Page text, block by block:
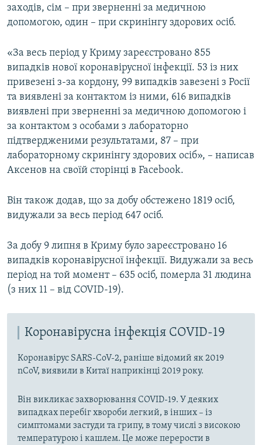
заходів, сім – при зверненні за медичною
допомогою, один – при скринінгу здорових осіб.
«За весь період у Криму зареєстровано 855
випадків нової коронавірусної інфекції. 53 із них
привезені з-за кордону, 99 випадків завезені з Росії
та виявлені за контактом із ними, 616 випадків
виявлені при зверненні за медичною допомогою і
за контактом з особами з лабораторно
підтвердженими результатами, 87 – при
лабораторному скринінгу здорових осіб», – написав
Аксенов на своїй сторінці в Facebook.
Він також додав, що за добу обстежено 1819 осіб,
видужали за весь період 647 осіб.
За добу 9 липня в Криму було зареєстровано 16
випадків коронавірусної інфекції. Видужали за весь
період на той момент – 635 осіб, померла 31 людина
(з них 11 – від COVID-19).
Коронавірусна інфекція COVID-19
Коронавірус SARS-CoV-2, раніше відомий як 2019
nCoV, виявили в Китаї наприкінці 2019 року.
Він викликає захворювання COVID-19. У деяких
випадках перебіг хвороби легкий, в інших – із
симптомами застуди та грипу, в тому числі з високою
температурою і кашлем. Це може перерости в